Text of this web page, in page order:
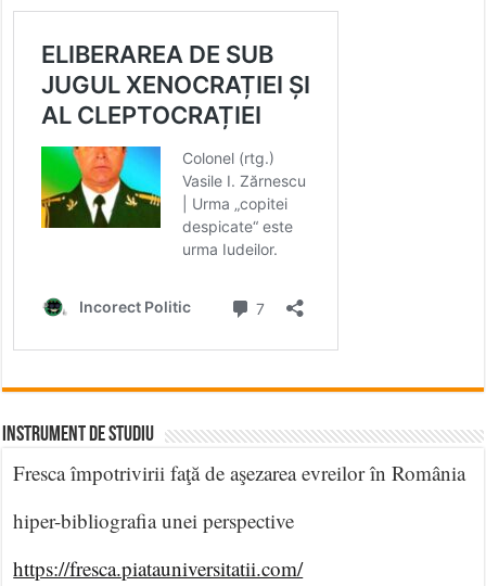
INSTRUMENT DE STUDIU
Fresca împotrivirii faţă de aşezarea evreilor în România
hiper-bibliografia unei perspective
https://fresca.piatauniversitatii.com/